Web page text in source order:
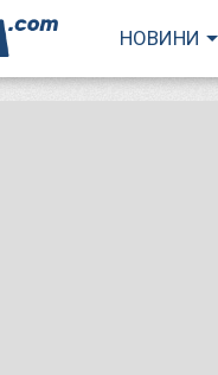
НОВИНИ